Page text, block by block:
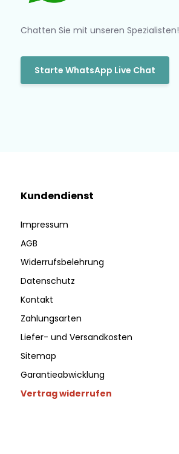
Chatten Sie mit unseren Spezialisten!
Starte WhatsApp Live Chat
Kundendienst
Impressum
AGB
Widerrufsbelehrung
Datenschutz
Kontakt
Zahlungsarten
Liefer- und Versandkosten
Sitemap
Garantieabwicklung
Vertrag widerrufen